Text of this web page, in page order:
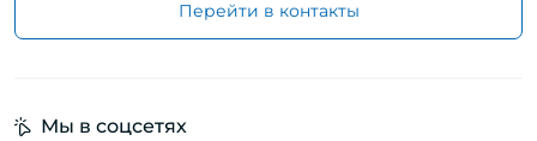
Перейти в контакты
Мы в соцсетях